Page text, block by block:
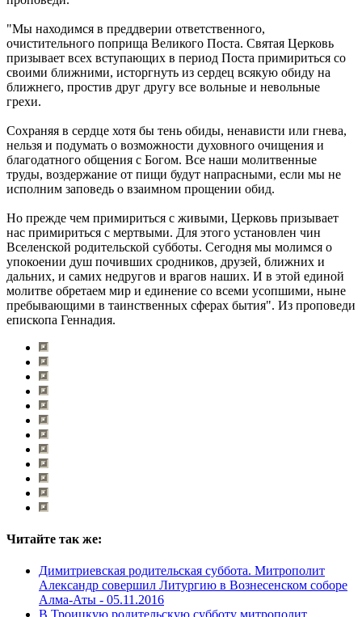
"Мы находимся в преддверии ответственного,
очистительного поприща Великого Поста. Святая Церковь
призывает всех вступающих в период Поста примириться со
своими ближними, исторгнуть из сердец всякую обиду на
ближнего, простив друг другу все вольные и невольные
грехи.
Сохраняя в сердце хотя бы тень обиды, ненависти или гнева,
нельзя и подумать о возможности духовного очищения и
благодатного общения с Богом. Все наши молитвенные
труды, воздержание от пищи будут напрасными, если мы не
исполним заповедь о взаимном прощении обид.
Но прежде чем примириться с живыми, Церковь призывает
нас примириться с мертвыми. Для этого установлен чин
Вселенской родительской субботы. Сегодня мы молимся о
упокоении душ почивших сродников, друзей, ближних и
дальних, и самих недругов и врагов наших. И в этой единой
молитве обретаем мир и единение со всеми усопшими, ныне
пребывающими в таинственных сферах бытия". Из проповеди
епископа Геннадия.
Читайте так же:
Димитриевская родительская суббота. Митрополит
Александр совершил Литургию в Вознесенском соборе
Алма-Аты - 05.11.2016